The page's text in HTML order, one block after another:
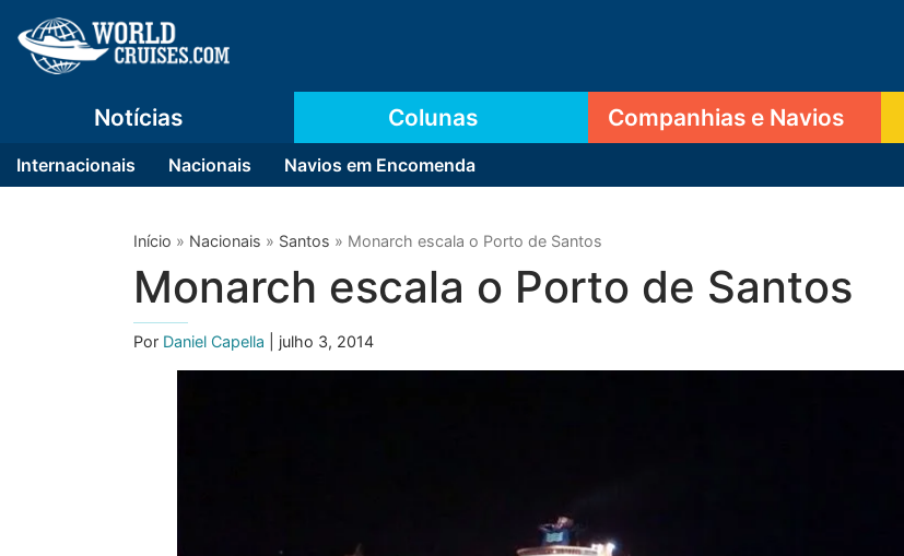
Notícias
Internacionais Nacionais Navios em Encomenda
Colunas Companhias e Navios
Início » Nacionais » Santos » Monarch escala o Porto de Santos
Monarch escala o Porto de Santos
Por Daniel Capella | julho 3, 2014